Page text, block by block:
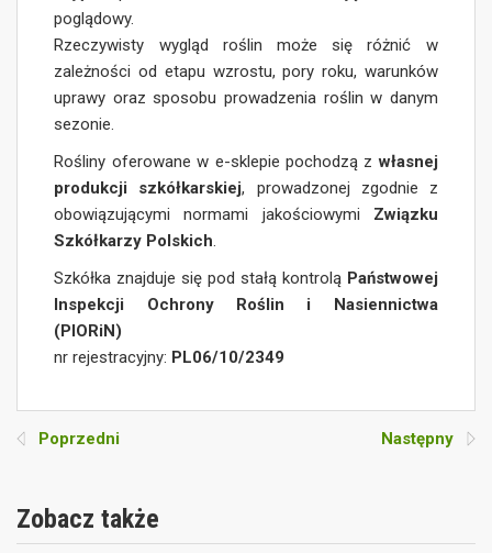
poglądowy.
Rzeczywisty wygląd roślin może się różnić w
zależności od etapu wzrostu, pory roku, warunków
uprawy oraz sposobu prowadzenia roślin w danym
sezonie.
Rośliny oferowane w e-sklepie pochodzą zwłasnej
produkcji szkółkarskiej, prowadzonej zgodnie z
obowiązującymi normami jakościowymi Związku
Szkółkarzy Polskich.
Szkółka znajduje się pod stałą kontrolą Państwowej
Inspekcji Ochrony Roślin i Nasiennictwa
(PIORiN)
nr rejestracyjny: PL06/10/2349
Poprzedni Następny
Zobacz także